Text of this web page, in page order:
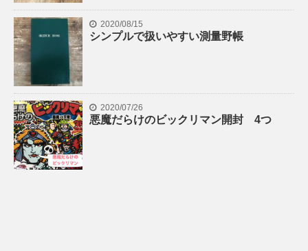
2020/08/15
シンプルで扱いやすい測量野帳
2020/07/26
悪魔だらけのビックリマン開封 4つ